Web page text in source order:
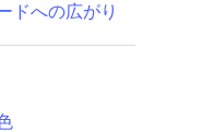
ドへの広がり